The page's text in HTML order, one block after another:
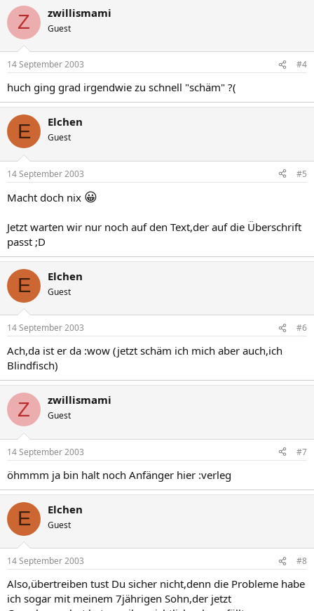
Z zwillismami
Guest
14 September 2003 #4
huch ging grad irgendwie zu schnell "schäm" ?(
E Elchen
Guest
14 September 2003 #5
Macht doch nix 😀
Jetzt warten wir nur noch auf den Text,der auf die Überschrift
passt ;D
E Elchen
Guest
14 September 2003 #6
Ach,da ist er da :wow (jetzt schäm ich mich aber auch,ich
Blindfisch)
Z zwillismami
Guest
14 September 2003 #7
öhmmm ja bin halt noch Anfänger hier :verleg
E Elchen
Guest
14 September 2003 #8
Also,übertreiben tust Du sicher nicht,denn die Probleme habe
ich sogar mit meinem 7jährigen Sohn,der jetzt